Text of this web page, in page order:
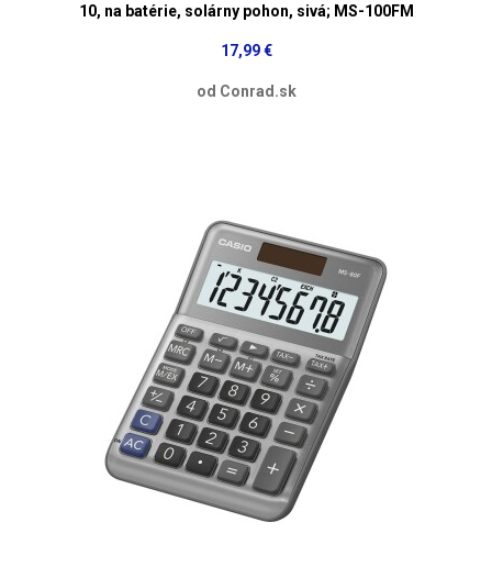
10, na batérie, solárny pohon, sivá; MS-100FM
17,99 €
od Conrad.sk